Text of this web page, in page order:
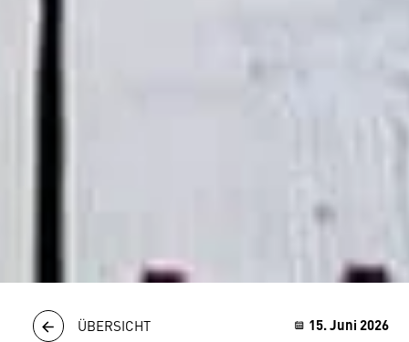
ÜBERSICHT 15. Juni 2026